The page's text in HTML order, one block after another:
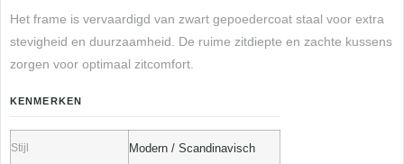
Het frame is vervaardigd van zwart gepoedercoat staal voor extra
stevigheid en duurzaamheid. De ruime zitdiepte en zachte kussens
zorgen voor optimaal zitcomfort.
KENMERKEN
Stijl Modern / Scandinavisch